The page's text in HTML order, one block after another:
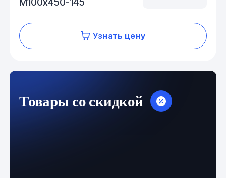
Узнать цену
Товары со скидкой